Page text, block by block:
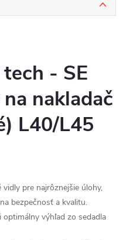
- SE
nakladač
L40/L45
pre najrôznejšie úlohy,
bezpečnosť a kvalitu.
výhľad zo sedadla